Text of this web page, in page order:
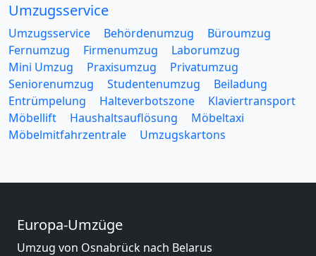
Umzugsservice
Umzugsservice Behördenumzug
Büroumzug
Fernumzug
Firmenumzug
Laborumzug
Mini Umzug
Praxisumzug
Privatumzug
Seniorenumzug
Studentenumzug
Beiladung
Entrümpelung
Halteverbotszone
Klaviertransport
Möbellift
Haushaltsauflösung
Möbeltaxi
Möbelmitfahrzentrale
Umzugskartons
Europa-Umzüge
Umzug von Osnabrück nach Belarus